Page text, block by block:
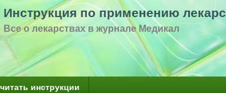
Перейти
к
содержанию
Инструкция по применению
Все о лекарствах в журнале Медикал
инструкции